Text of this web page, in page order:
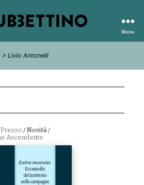
editore
Menu
> Livio Antonelli
Prezzo /Novità/